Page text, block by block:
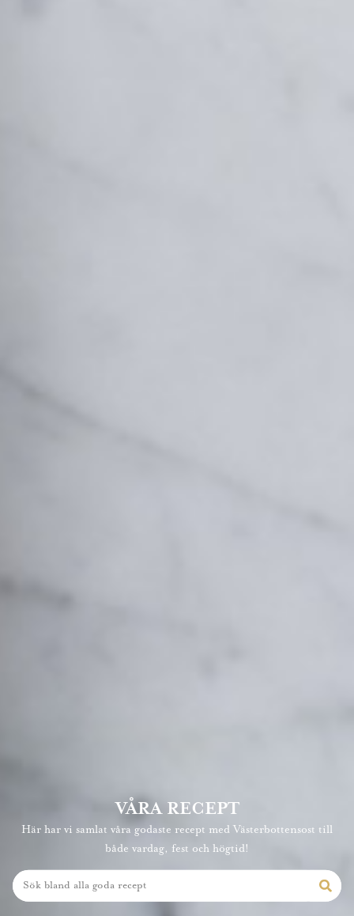
VÅRA RECEPT
Här har vi samlat våra godaste recept med Västerbottensost till
både vardag, fest och högtid!